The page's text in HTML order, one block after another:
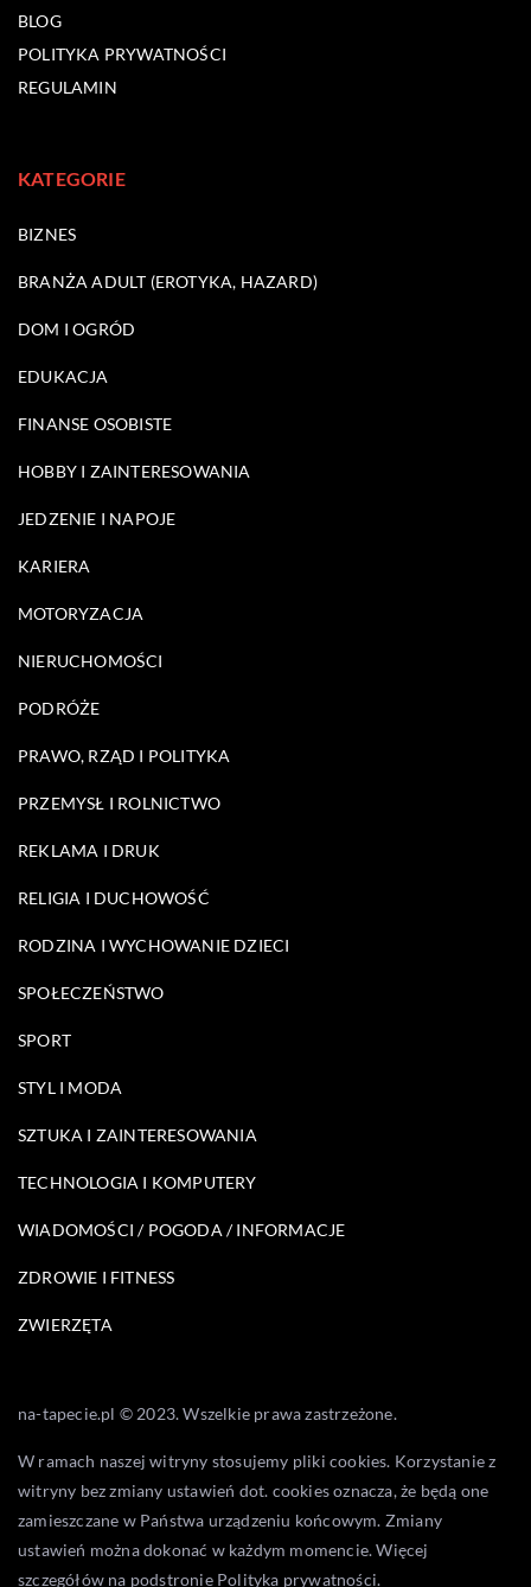
BLOG
POLITYKA PRYWATNOŚCI
REGULAMIN
KATEGORIE
BIZNES
BRANŻA ADULT (EROTYKA, HAZARD)
DOM I OGRÓD
EDUKACJA
FINANSE OSOBISTE
HOBBY I ZAINTERESOWANIA
JEDZENIE I NAPOJE
KARIERA
MOTORYZACJA
NIERUCHOMOŚCI
PODRÓŻE
PRAWO, RZĄD I POLITYKA
PRZEMYSŁ I ROLNICTWO
REKLAMA I DRUK
RELIGIA I DUCHOWOŚĆ
RODZINA I WYCHOWANIE DZIECI
SPOŁECZEŃSTWO
SPORT
STYL I MODA
SZTUKA I ZAINTERESOWANIA
TECHNOLOGIA I KOMPUTERY
WIADOMOŚCI / POGODA / INFORMACJE
ZDROWIE I FITNESS
ZWIERZĘTA
na-tapecie.pl © 2023. Wszelkie prawa zastrzeżone.
W ramach naszej witryny stosujemy pliki cookies. Korzystanie z
witryny bez zmiany ustawień dot. cookies oznacza, że będą one
zamieszczane w Państwa urządzeniu końcowym. Zmiany
ustawień można dokonać w każdym momencie. Więcej
szczegółów na podstronie Polityka prywatności.